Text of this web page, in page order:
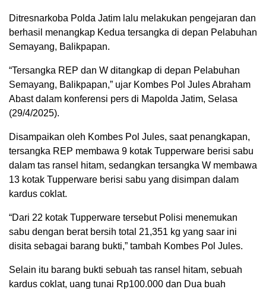
Ditresnarkoba Polda Jatim lalu melakukan pengejaran dan
berhasil menangkap Kedua tersangka di depan Pelabuhan
Semayang, Balikpapan.
“Tersangka REP dan W ditangkap di depan Pelabuhan
Semayang, Balikpapan,” ujar Kombes Pol Jules Abraham
Abast dalam konferensi pers di Mapolda Jatim, Selasa
(29/4/2025).
Disampaikan oleh Kombes Pol Jules, saat penangkapan,
tersangka REP membawa 9 kotak Tupperware berisi sabu
dalam tas ransel hitam, sedangkan tersangka W membawa
13 kotak Tupperware berisi sabu yang disimpan dalam
kardus coklat.
“Dari 22 kotak Tupperware tersebut Polisi menemukan
sabu dengan berat bersih total 21,351 kg yang saar ini
disita sebagai barang bukti,” tambah Kombes Pol Jules.
Selain itu barang bukti sebuah tas ransel hitam, sebuah
kardus coklat, uang tunai Rp100.000 dan Dua buah